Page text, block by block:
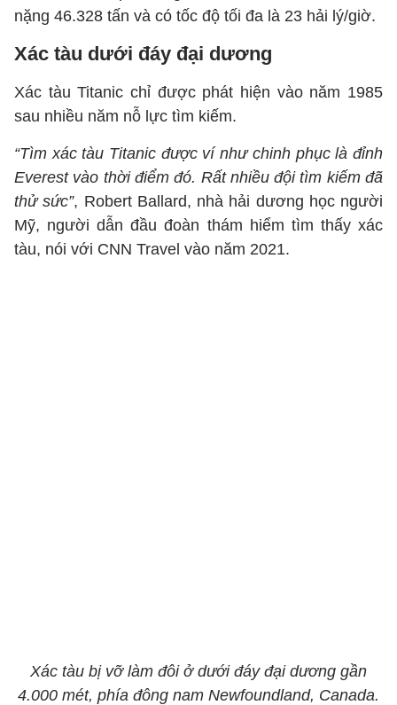
nặng 46.328 tấn và có tốc độ tối đa là 23 hải lý/giờ.
Xác tàu dưới đáy đại dương
Xác tàu Titanic chỉ được phát hiện vào năm 1985
sau nhiều năm nỗ lực tìm kiếm.
“Tìm xác tàu Titanic được ví như chinh phục là đỉnh
Everest vào thời điểm đó. Rất nhiều đội tìm kiếm đã
thử sức”, Robert Ballard, nhà hải dương học người
Mỹ, người dẫn đầu đoàn thám hiểm tìm thấy xác
tàu, nói với CNN Travel vào năm 2021.
Xác tàu bị vỡ làm đôi ở dưới đáy đại dương gần
4.000 mét, phía đông nam Newfoundland, Canada.